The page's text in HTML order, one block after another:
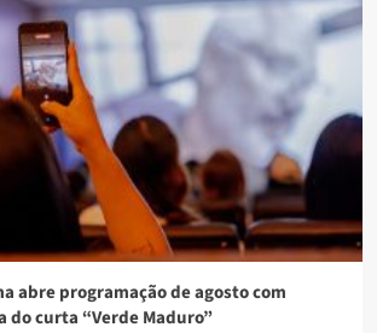
abre programação de agosto com
curta “Verde Maduro”